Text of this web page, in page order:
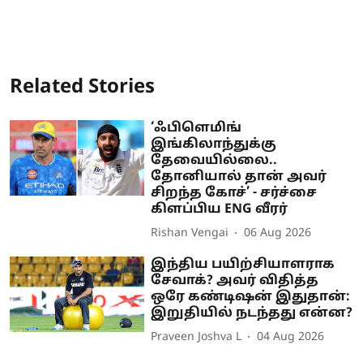
Related Stories
‘ஃபிளெமிங்
இங்கிலாந்துக்கு
தேவையில்லை..
தோனியால் தான் அவர்
சிறந்த கோச்’ - சர்ச்சை
கிளப்பிய ENG வீரர்
Rishan Vengai 06 Aug 2026
இந்திய பயிற்சியாளராக
சேவாக்? அவர் விதித்த
ஒரே கண்டிஷன் இதுதான்:
இறுதியில் நடந்தது என்ன?
Praveen Joshva L 04 Aug 2026